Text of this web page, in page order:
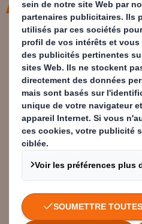
C'était un
particulièrement
joyeux, tout le
sourire et était
journée d'une
autre. Les
surpris de la
l'usine. Vraiment